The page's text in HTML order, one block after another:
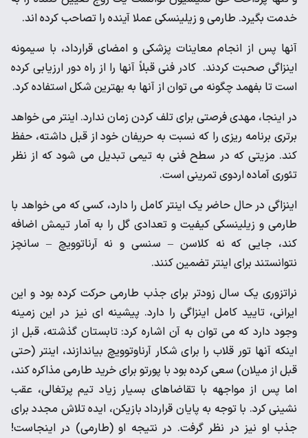
خدمت بگیرد. طارمی و زیلینسکی عملا آینده را تصاحب کرده اند.
آنها پس از انجام معاینات پزشکی و امضای قرارداد، با سیمونه
اینزاگی صحبت کردند. کادر فنی قبلاً آنها را از راه دور ارزیابی کرده
است تا بفهمد چگونه می توان از آنها به بهترین شکل استفاده کرد.
در اینجا، مهدی فرصتی برای تلف کردن زمان ندارد. اینتر می خواهد
برتری برنامه ریزی را که نسبت به حریفان خود از قبل داشته، حفظ
کند. مزیتی که در سطح فنی به تیمی تبدیل می شود که از نظر
تئوری آماده اردوی تمرینی است.
اینزاگی در حال حاضر یک اینتر کامل را دارد، کسی که می خواهد با
طارمی و زیلینسکی کیفیت و تعدادی گل را به آمار تیمش اضافه
کند، جایی که نه کلاسن – سنسی و نه آرناتوویچ – سانچز
نتوانستند برای اینتر تضمین کنند.
نراتزوری یک سال زودتر برای جذب طارمی حرکت کرده بود و این
ایرانی، تایید کامل اینزاگی را دارد. پیشینه ای نیز در این زمینه
وجود دارد که می توان به آن اشاره کرد: تابستان گذشته، قبل از
اینکه آنها تور قلاب را برای شکار آرناوتوویچ بیاندازند، اینتر (حتی
قبل از میلان) سعی کرده بود با پورتو برای خرید طارمی مذاکره کند،
اما پس از مواجهه با تقاضاهای بسیار زیاد تیم پرتغالی، عقب
نشینی کرد. با توجه به پایان قرارداد بازیکن، ایده تلاش مجدد برای
جذب او نیز در نظر گرفت. در نتیجه او (طارمی) در اینجاست!